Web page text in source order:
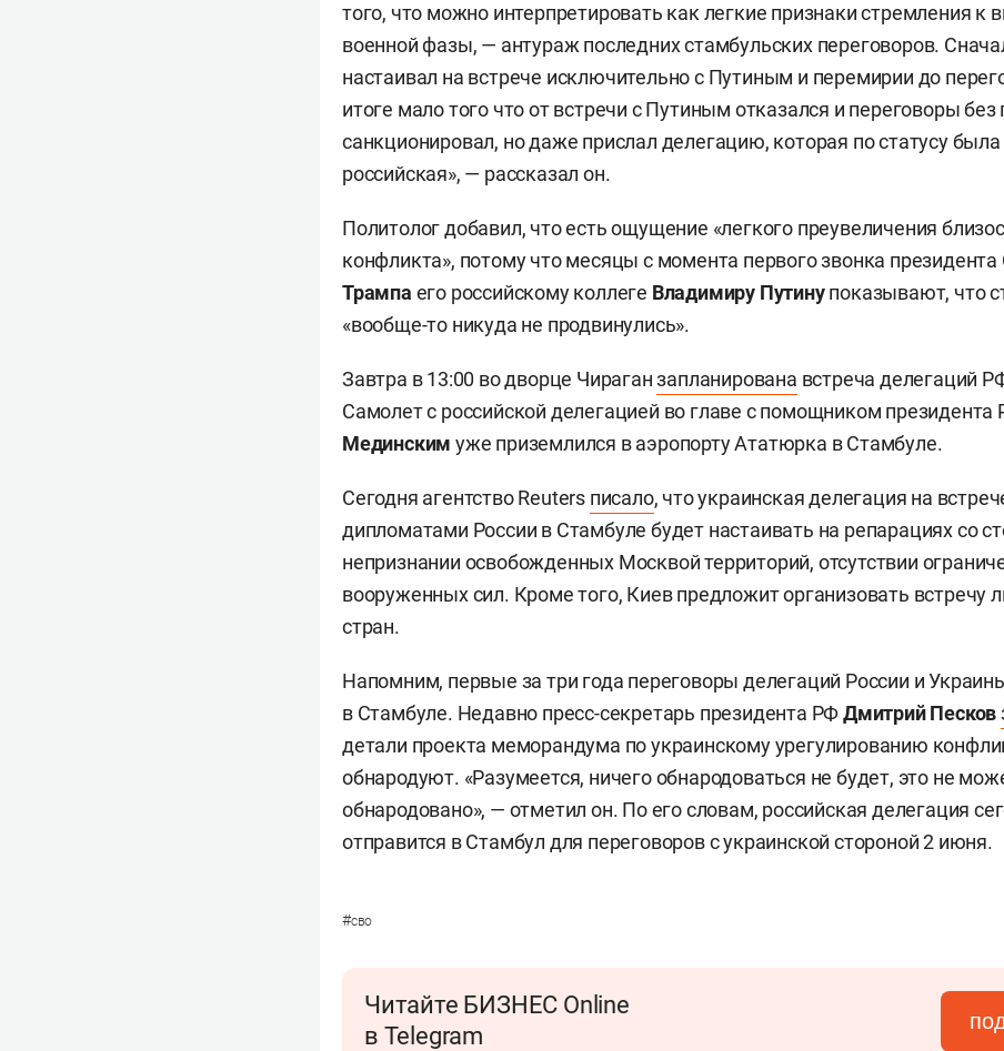
того, что можно интерпретировать как легкие признаки стремления к
военной фазы, — антураж последних стамбульских переговоров.
настаивал на встрече исключительно с Путиным и перемирии до
итоге мало того что от встречи с Путиным отказался и переговоры
санкционировал, но даже прислал делегацию, которая по статусу
российская», — рассказал он.
Политолог добавил, что есть ощущение «легкого преувеличения
конфликта», потому что месяцы с момента первого звонка
Трампа его российскому коллеге Владимиру Путинупоказывают, что
«вообще-то никуда не продвинулись».
Завтра в 13:00 во дворце Чираганзапланирована встреча делегаций
Самолет с российской делегацией во главе с помощником президента
Мединским уже приземлился в аэропорту Ататюрка в Стамбуле.
Сегодня агентство Reuters писало, что украинская делегация на
дипломатами России в Стамбуле будет настаивать на репарациях со
непризнании освобожденных Москвой территорий, отсутствии
вооруженных сил. Кроме того, Киев предложит организовать встречу
стран.
Напомним, первые за три года переговоры делегаций России и
в Стамбуле. Недавно пресс-секретарь президента РФДмитрий Песков
детали проекта меморандума по украинскому урегулированию
обнародуют. «Разумеется, ничего обнародоваться не будет, это не
обнародовано», — отметил он. По его словам, российская делегация
отправится в Стамбул для переговоров с украинской стороной 2 июня.
#сво
Читайте БИЗНЕС Online
в Telegram